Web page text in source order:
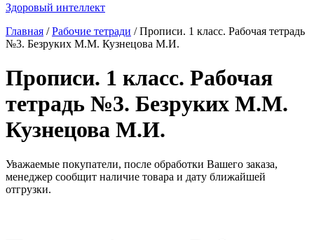
Здоровый интеллект
Главная /Рабочие тетради / Прописи. 1 класс. Рабочая тетрадь
№3. Безруких М.М. Кузнецова М.И.
Прописи. 1 класс. Рабочая
тетрадь №3. Безруких М.М.
Кузнецова М.И.
Уважаемые покупатели, после обработки Вашего заказа,
менеджер сообщит наличие товара и дату ближайшей
отгрузки.